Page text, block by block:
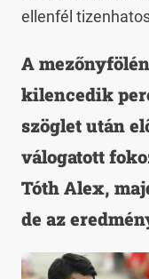
ellenfél
A
kilencedik
szöglet után
válogatott
Tóth Alex,
de az